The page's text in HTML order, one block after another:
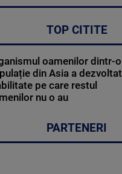
TOP CITITE
oamenilor dintr-o
din Asia a dezvoltat
pe care restul
nu o au
PARTENERI